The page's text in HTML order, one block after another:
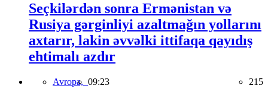
Seçkilərdən sonra Ermənistan və
Rusiya gərginliyi azaltmağın yollarını
axtarır, lakin əvvəlki ittifaqa qayıdış
ehtimalı azdır
Avropa, 09:23 215